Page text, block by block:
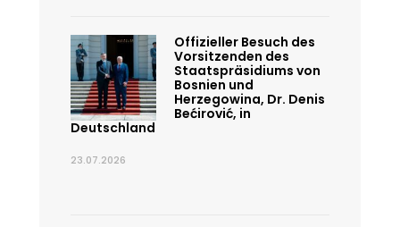
Offizieller Besuch des
Vorsitzenden des
Staatspräsidiums von
Bosnien und
Herzegowina, Dr. Denis
Bećirović, in
Deutschland
23.07.2026